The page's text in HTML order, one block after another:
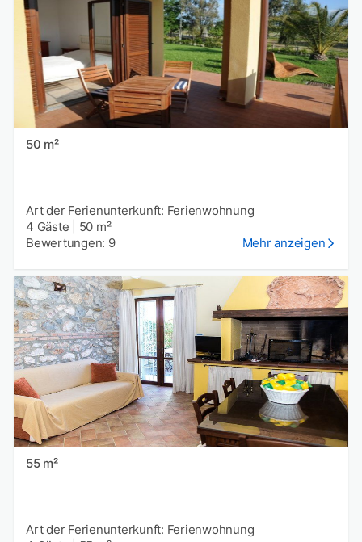
50 m²
Art der Ferienunterkunft: Ferienwohnung
4 Gäste
50 m²
Bewertungen: 9
Mehr anzeigen
55 m²
Art der Ferienunterkunft: Ferienwohnung